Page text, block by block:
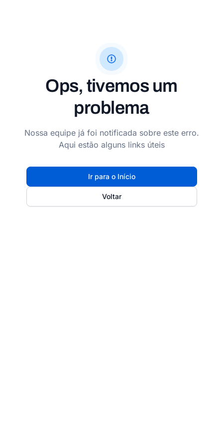
Ops, tivemos um
problema
Nossa equipe já foi notificada sobre este erro.
Aqui estão alguns links úteis
Ir para o Início
Voltar